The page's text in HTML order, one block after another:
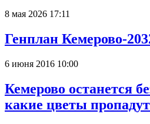
8 мая 2026 17:11
Генплан Кемерово-
6 июня 2016 10:00
Кемерово останется
какие цветы